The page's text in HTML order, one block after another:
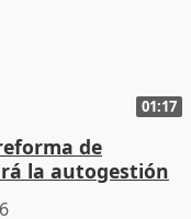
01:17
de
la autogestión